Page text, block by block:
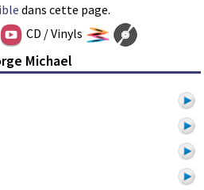
dans cette page.
CD / Vinyls
Michael